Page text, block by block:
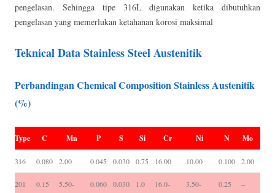
pengelasan. Sehingga tipe 316L digunakan ketika dibutuhkan
pengelasan yang memerlukan ketahanan korosi maksimal
Teknical Data Stainless Steel Austenitik
Perbandingan Chemical Composition Stainless Austenitik
(%)
Type C Mn P S Si Cr Ni N Mo
316 0.080 2.00 0.045 0.030 0.75 16.00 10.00 0.100 2.00
201 0.15
5.50-
0.060 0.030 1.0
16.0-
3.50-
0.25 –